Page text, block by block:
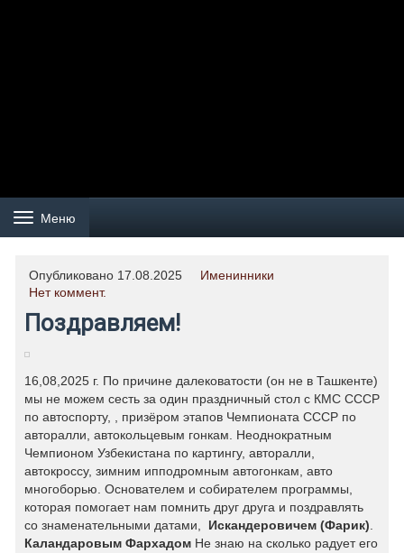
Навигация
Меню
Опубликовано 17.08.2025
Именинники
Нет коммент.
Поздравляем!
16,08,2025 г. По причине далековатости (он не в Ташкенте)
мы не можем сесть за один праздничный стол с КМС СССР
по автоспорту, , призёром этапов Чемпионата СССР по
авторалли, автокольцевым гонкам. Неоднократным
Чемпионом Узбекистана по картингу, авторалли,
автокроссу, зимним ипподромным автогонкам, авто
многоборью. Основателем и собирателем программы,
которая помогает нам помнить друг друга и поздравлять
со знаменательными датами, Искандеровичем (Фарик)
Каландаровым Фархадом Не знаю на сколько радует его